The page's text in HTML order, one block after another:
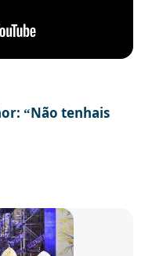
“Não tenhais